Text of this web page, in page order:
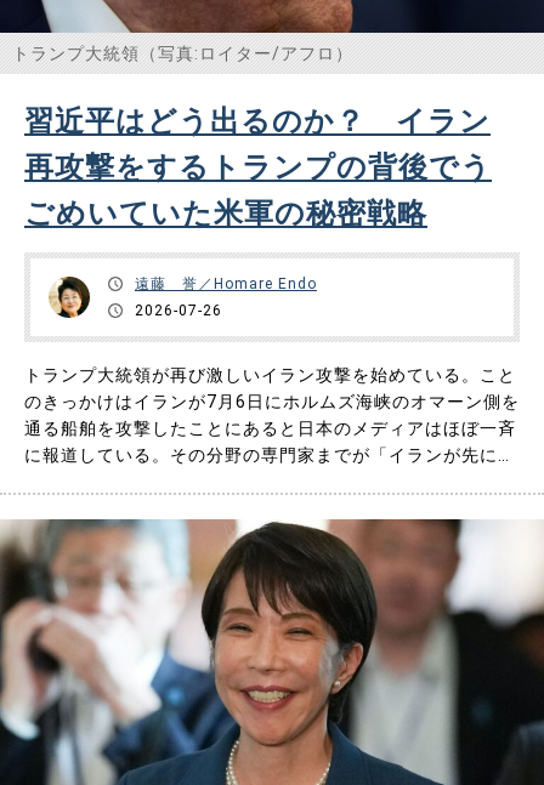
トランプ大統領（写真:ロイター/アフロ）
習近平はどう出るのか？ イラン
再攻撃をするトランプの背後でう
ごめいていた米軍の秘密戦略
遠藤 誉／Homare Endo
2026-07-26
トランプ大統領が再び激しいイラン攻撃を始めている。こと
のきっかけはイランが7月6日にホルムズ海峡のオマーン側を
通る船舶を攻撃したことにあると日本のメディアはほぼ一斉
に報道している。その分野の専門家までが「イランが先に停
ろう。 米軍が先に、イランが問題視していたオマーン側航
路を通るよう他国……